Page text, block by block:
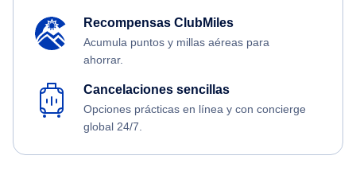
Recompensas ClubMiles
Acumula puntos y millas aéreas para
ahorrar.
Cancelaciones sencillas
Opciones prácticas en línea y con concierge
global 24/7.